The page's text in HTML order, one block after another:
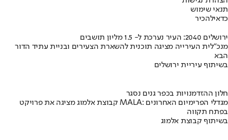
תנאי שימוש
כדאילהכיר
ירושלים 2040: העיר נערכת ל- 1.5 מליון תושבים
מנכ"לית העירייה מציגה תוכנית להשארת הצעירים ובניית עתיד הדור
הבא
בשיתוף עיריית ירושלים
חלון ההזדמנויות בכפר גנים נסגר
קבוצת אלמוג מציגה את פרויקט MALA: מגדלי הפרימיום האחרונים
בפתח תקווה
בשיתוף קבוצת אלמוג